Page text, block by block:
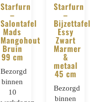
BESTELLEN
Starfurn
–
Salontafel
Mads
Mangohout
Bruin
99 cm
Bezorgd
binnen
10
BESTELLEN
Starfurn
–
Bijzettafel
Essy
Zwart
Marmer
&
metaal
45 cm
Bezorgd
binnen